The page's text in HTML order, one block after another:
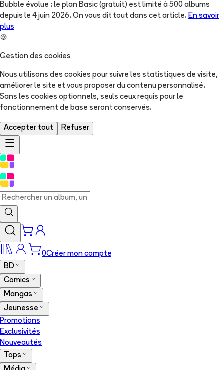
Bubble évolue : le plan Basic (gratuit) est limité à 500 albums
depuis le 4 juin 2026. On vous dit tout dans cet article. En savoir
plus
🍪
Gestion des cookies
Nous utilisons des cookies pour suivre les statistiques de visite,
améliorer le site et vous proposer du contenu personnalisé.
Sans les cookies optionnels, seuls ceux requis pour le
fonctionnement de base seront conservés.
Accepter tout Refuser
0Créer mon compte
BD
Comics
Mangas
Jeunesse
Promotions
Exclusivités
Nouveautés
Tops